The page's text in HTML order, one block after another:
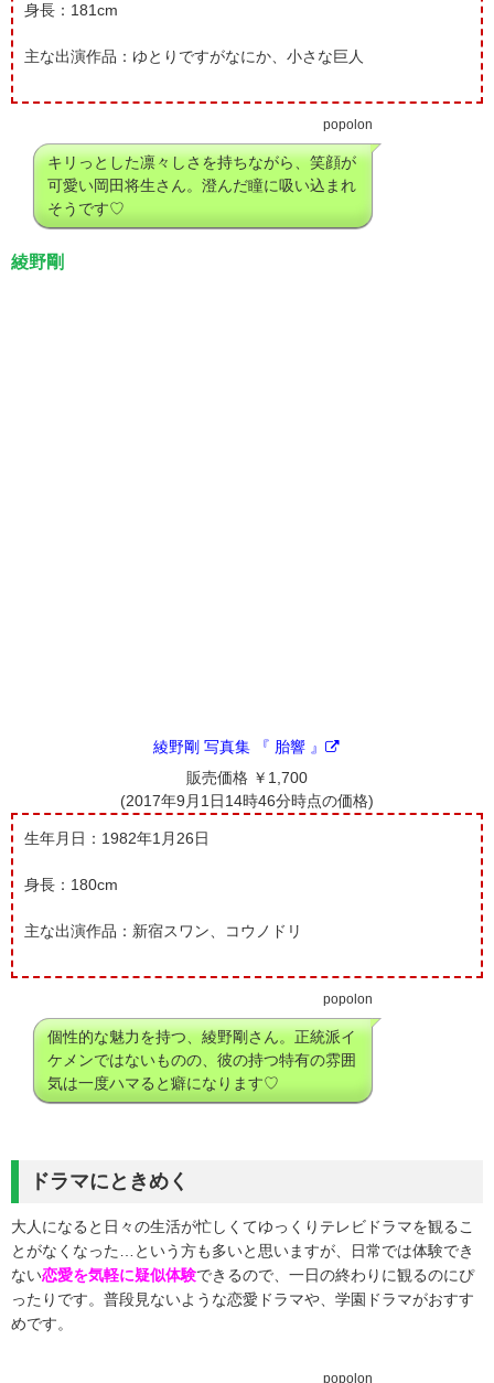
身長：181cm
主な出演作品：ゆとりですがなにか、小さな巨人
popolon
キリっとした凛々しさを持ちながら、笑顔が
可愛い岡田将生さん。澄んだ瞳に吸い込まれ
そうです♡
綾野剛
綾野剛 写真集 『 胎響 』
販売価格 ￥1,700
(2017年9月1日14時46分時点の価格)
生年月日：1982年1月26日
身長：180cm
主な出演作品：新宿スワン、コウノドリ
popolon
個性的な魅力を持つ、綾野剛さん。正統派イ
ケメンではないものの、彼の持つ特有の雰囲
気は一度ハマると癖になります♡
ドラマにときめく
大人になると日々の生活が忙しくてゆっくりテレビドラマを観るこ
とがなくなった…という方も多いと思いますが、日常では体験でき
ない恋愛を気軽に疑似体験できるので、一日の終わりに観るのにぴ
ったりです。普段見ないような恋愛ドラマや、学園ドラマがおすす
めです。
popolon